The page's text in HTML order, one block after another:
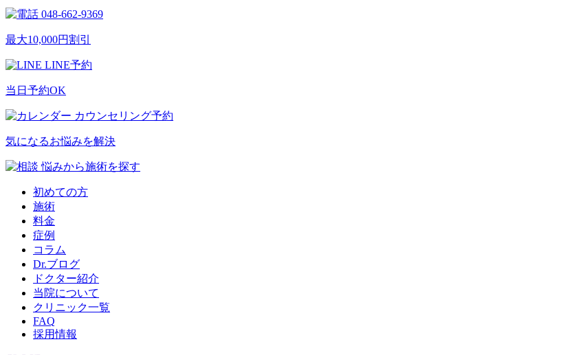
048-662-9369
最大10,000円割引
LINE予約
当日予約OK
カウンセリング予約
気になるお悩みを解決
悩みから施術を探す
初めての方
施術
料金
症例
コラム
Dr.ブログ
ドクター紹介
当院について
クリニック一覧
FAQ
採用情報